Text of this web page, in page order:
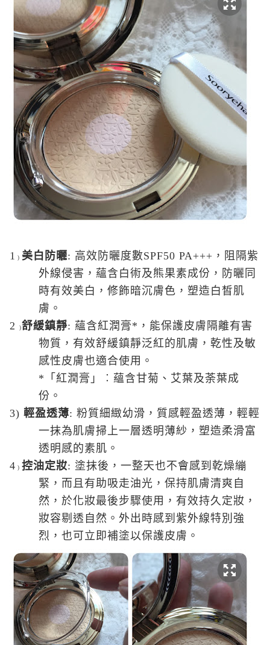
1 ) 美白防曬: 高效防曬度數SPF50 PA+++ ，阻隔紫
外線侵害，蘊含白術及熊果素成份，防曬同
時有效美白，修飾暗沉膚色，塑造白皙肌
膚。
2
)舒緩鎮靜: 蘊含紅潤膏* ，能保護皮膚隔離有害
物質，有效舒緩鎮靜泛紅的肌膚，乾性及敏
感性皮膚也適合使用。
* 「紅潤膏」 ︰ 蘊含甘菊、艾葉及荼葉成
份。
3) 輕盈透薄: 粉質細緻幼滑，質感輕盈透薄，輕輕
一抹為肌膚掃上一層透明薄紗，塑造柔滑富
透明感的素肌。
4 ) 控油定妝: 塗抹後，一整天也不會感到乾燥繃
緊，而且有助吸走油光，保持肌膚清爽自
然，於化妝最後步驟使用，有效持久定妝，
妝容剔透自然。外出時感到紫外線特別強
烈，也可立即補塗以保護皮膚。